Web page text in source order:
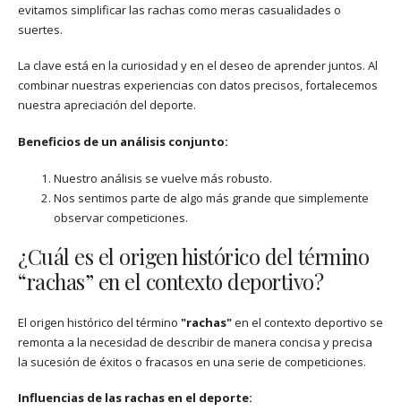
evitamos simplificar las rachas como meras casualidades o
suertes.
La clave está en la curiosidad y en el deseo de aprender juntos. Al
combinar nuestras experiencias con datos precisos, fortalecemos
nuestra apreciación del deporte.
Beneficios de un análisis conjunto:
Nuestro análisis se vuelve más robusto.
Nos sentimos parte de algo más grande que simplemente
observar competiciones.
¿Cuál es el origen histórico del término
“rachas” en el contexto deportivo?
El origen histórico del término "rachas"en el contexto deportivo se
remonta a la necesidad de describir de manera concisa y precisa
la sucesión de éxitos o fracasos en una serie de competiciones.
Influencias de las rachas en el deporte: